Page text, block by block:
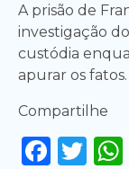
A prisão de
investigação
custódia
apurar os fatos.
Compartilhe